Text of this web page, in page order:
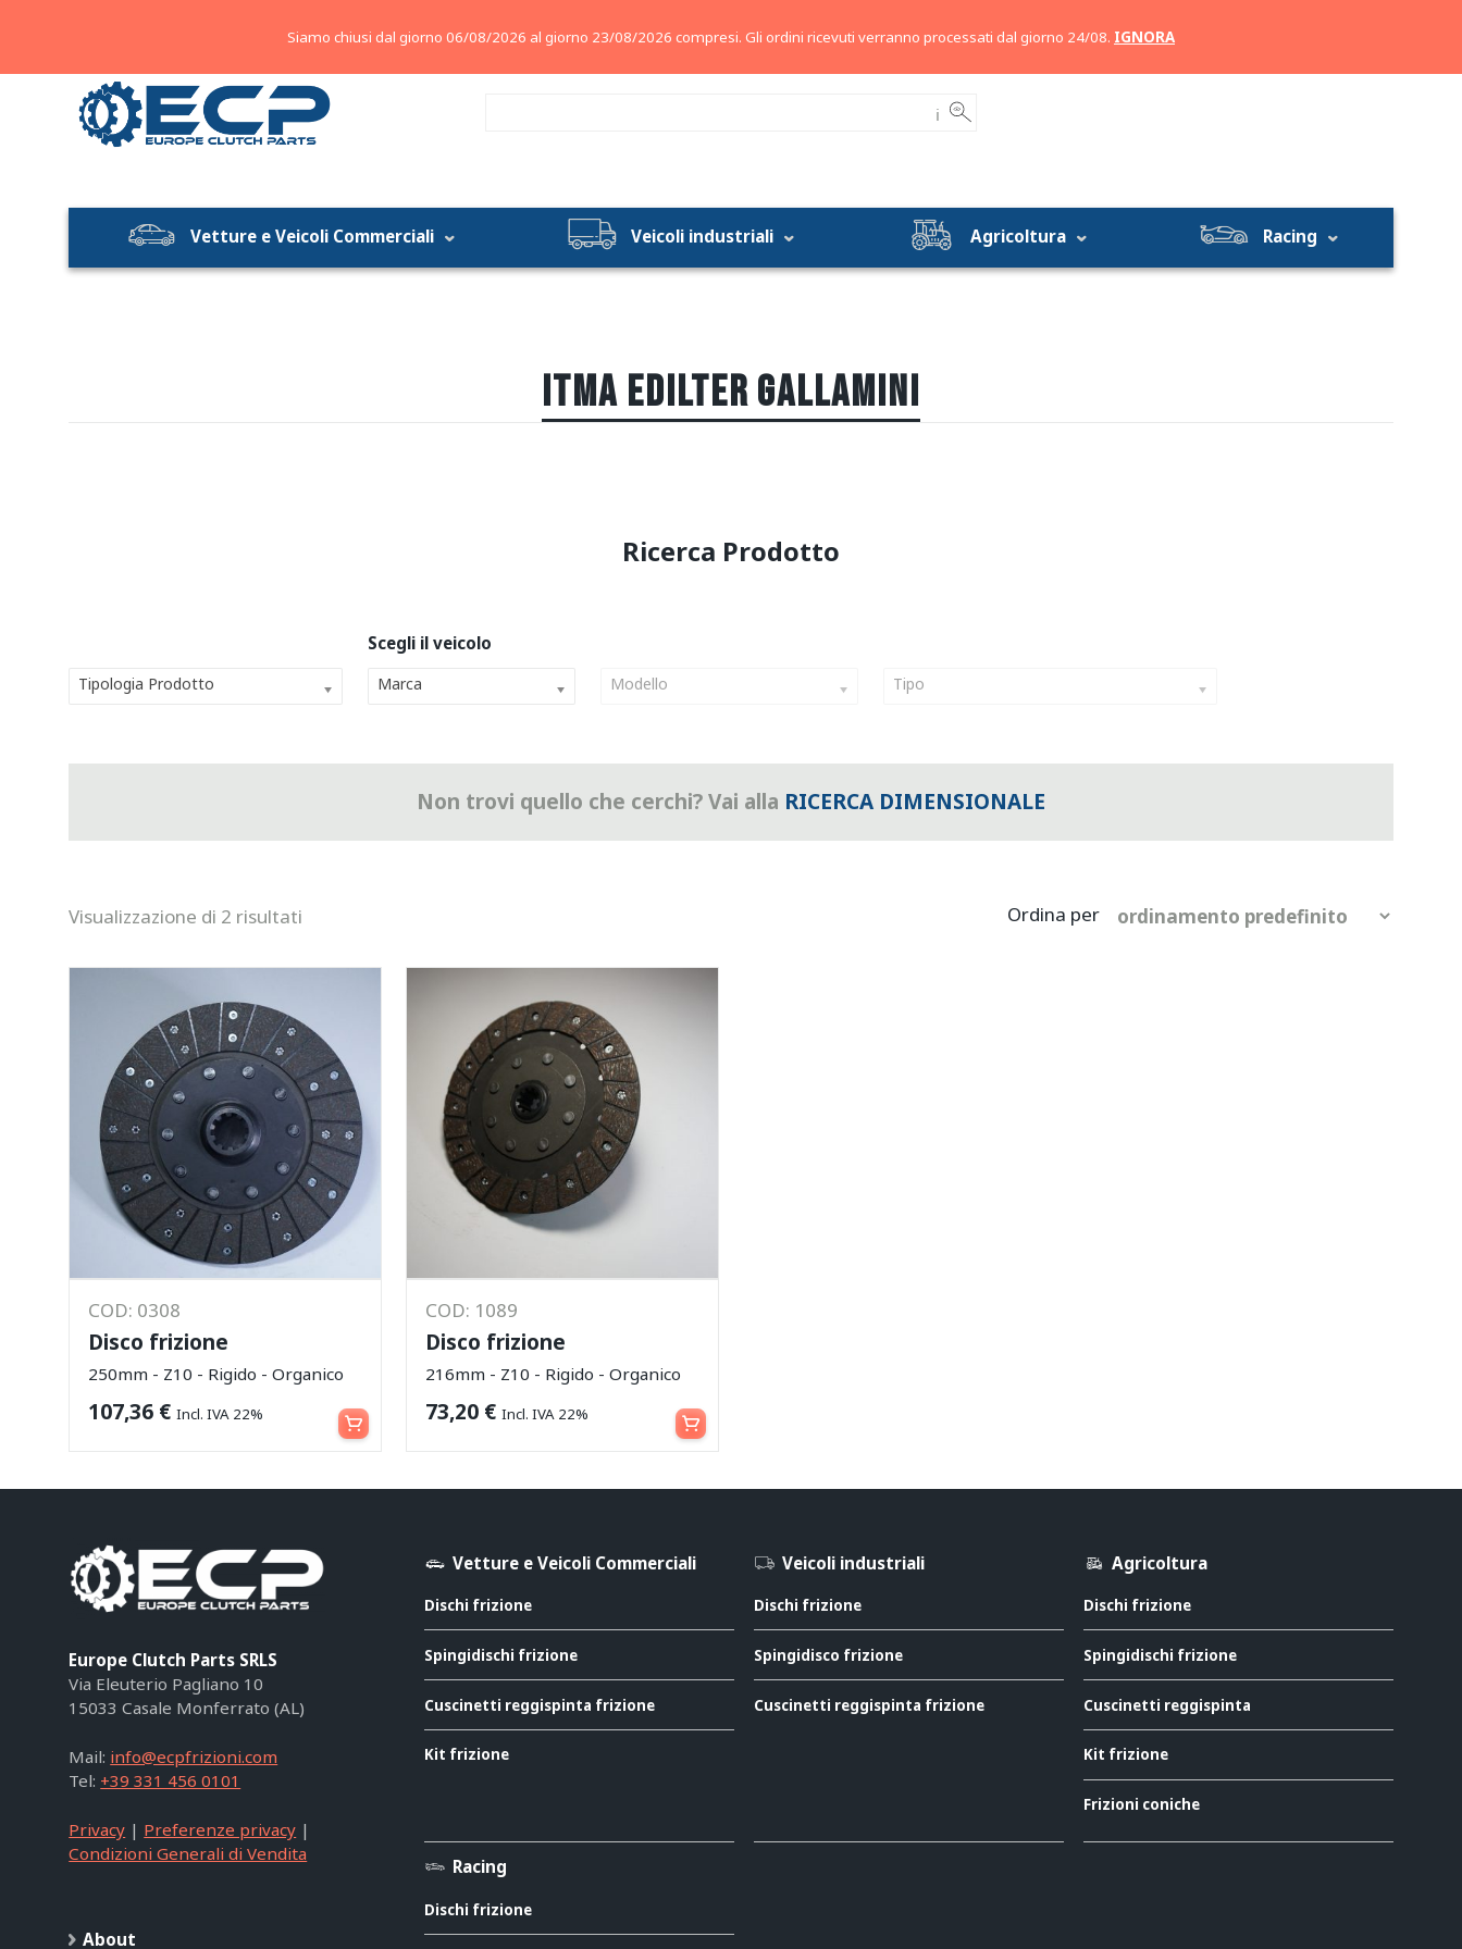
ℹ
Vetture e Veicoli Commerciali Veicoli industriali Agricoltura Racing
ITMA EDILTER GALLAMINI
Tipologia Prodotto Marca Modello Tipo
Non trovi quello che cerchi? Vai alla RICERCA DIMENSIONALE
Visualizzazione di 2 risultati
COD: 0308
Disco frizione
250mm - Z10 - Rigido - Organico
107,36 € Incl. IVA 22% Aggiungi al carrello
COD: 1089
Disco frizione
216mm - Z10 - Rigido - Organico
73,20 € Incl. IVA 22% Aggiungi al carrello
Europe Clutch Parts SRLS
Via Eleuterio Pagliano 10
15033 Casale Monferrato (AL)
Mail: info@ecpfrizioni.com
Tel: +39 331 456 0101
Privacy | Preferenze privacy |
Condizioni Generali di Vendita
About
Vetture e Veicoli Commerciali
Dischi frizione
Spingidischi frizione
Cuscinetti reggispinta frizione
Kit frizione
Veicoli industriali
Dischi frizione
Spingidisco frizione
Cuscinetti reggispinta frizione
Agricoltura
Dischi frizione
Spingidischi frizione
Cuscinetti reggispinta
Kit frizione
Frizioni coniche
Racing
Dischi frizione
Siamo chiusi dal giorno 06/08/2026 al giorno 23/08/2026 compresi. Gli ordini ricevuti verranno processati dal giorno 24/08. IGNORA